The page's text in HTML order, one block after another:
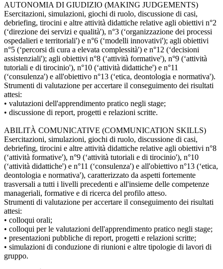
AUTONOMIA DI GIUDIZIO (MAKING JUDGEMENTS)
Esercitazioni, simulazioni, giochi di ruolo, discussione di casi,
debriefing, tirocini e altre attività didattiche relative agli obiettivi n°2
(‘direzione dei servizi e qualità'), n°3 (‘organizzazione dei processi
ospedalieri e territoriali') e n°6 (‘modelli innovativi'); agli obiettivi
n°5 (‘percorsi di cura a elevata complessità') e n°12 (‘decisioni
assistenziali'); agli obiettivi n°8 (‘attività formative'), n°9 (‘attività
tutoriali e di tirocinio'), n°10 (‘attività didattiche') e n°11
(‘consulenza') e all'obiettivo n°13 (‘etica, deontologia e normativa').
Strumenti di valutazione per accertare il conseguimento dei risultati
attesi:
• valutazioni dell'apprendimento pratico negli stage;
• discussione di report, progetti e relazioni scritte.
ABILITÀ COMUNICATIVE (COMMUNICATION SKILLS)
Esercitazioni, simulazioni, giochi di ruolo, discussione di casi,
debriefing, tirocini e altre attività didattiche relative agli obiettivi n°8
(‘attività formative'), n°9 (‘attività tutoriali e di tirocinio'), n°10
(‘attività didattiche') e n°11 (‘consulenza') e all'obiettivo n°13 (‘etica,
deontologia e normativa'), caratterizzato da aspetti fortemente
trasversali a tutti i livelli precedenti e all'insieme delle competenze
manageriali, formative e di ricerca del profilo atteso.
Strumenti di valutazione per accertare il conseguimento dei risultati
attesi:
• colloqui orali;
• colloqui per le valutazioni dell'apprendimento pratico negli stage;
• presentazioni pubbliche di report, progetti e relazioni scritte;
• simulazioni di conduzione di riunioni e altre tipologie di lavori di
gruppo.